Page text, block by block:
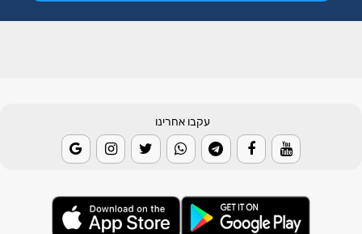
עקבו אחרינו